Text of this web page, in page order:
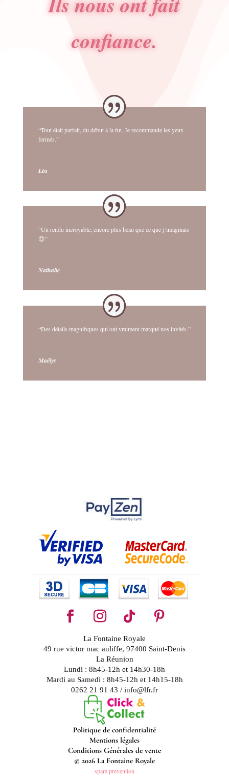
confiance.
“Tout était parfait, du début à la fin. Je recommande les yeux
fermés.”
Léa
“Un rendu incroyable, encore plus beau que ce que j’imaginais
😍”
Nathalie
“Des détails magnifiques qui ont vraiment marqué nos invités.”
Maëlys
La Fontaine Royale
49 rue victor mac auliffe, 97400 Saint-Denis
La Réunion
Lundi : 8h45-12h et 14h30-18h
Mardi au Samedi : 8h45-12h et 14h15-18h
0262 21 91 43 / info@lfr.fr
Politique de confidentialité
Mentions légales
Conditions Générales de vente
© 2026 La Fontaine Royale
spam prevention